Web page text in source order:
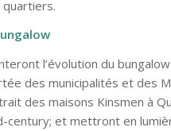
l’évolution du
des municipalités et des
des maisons Kinsmen à
century; et mettront en